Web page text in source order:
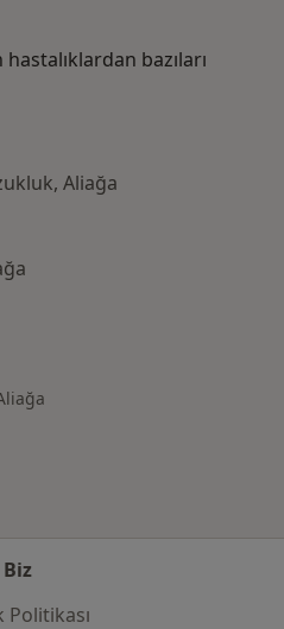
bazıları
Aliağa
Biz
Politikası